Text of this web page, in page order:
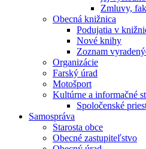
Zmluvy,
Obecná knižnica
Podujatia v
Nové knihy
Zoznam
Organizácie
Farský úrad
Motošport
Kultúrne a informačné
Spoločenské
Samospráva
Starosta obce
Obecné zastupiteľstvo